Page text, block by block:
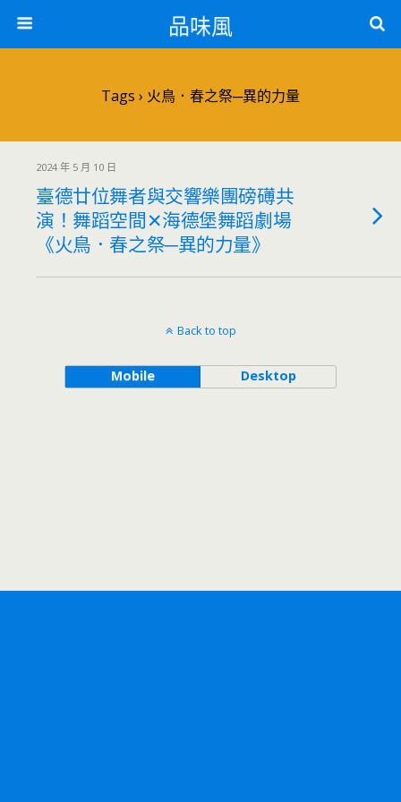
品味風
Tags › 火鳥．春之祭─異的力量
2024 年 5 月 10 日
臺德廿位舞者與交響樂團磅礡共
演！舞蹈空間✕海德堡舞蹈劇場
《火鳥．春之祭─異的力量》
Back to top
Mobile Desktop